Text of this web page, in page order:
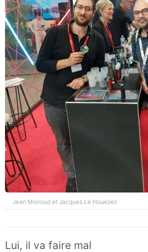
Jean Moiroud et Jacques Le Houezec
Lui, il va faire mal